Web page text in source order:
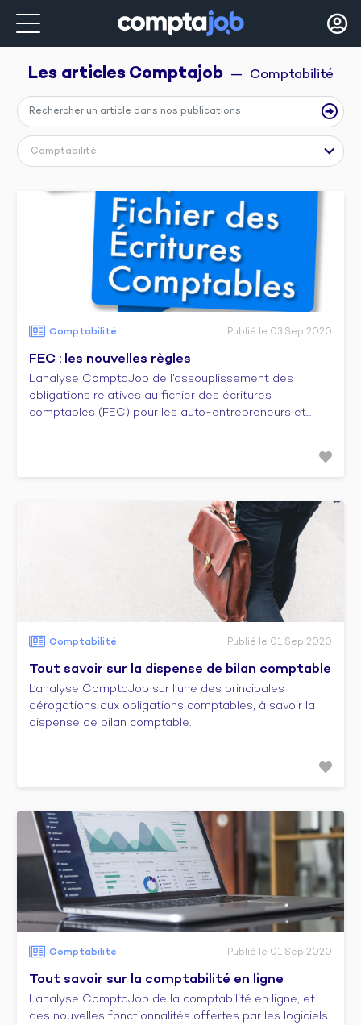
Les articles Comptajob —  Comptabilité
Comptabilité
Comptabilité Publié le 03 Sep 2020
FEC : les nouvelles règles
L’analyse ComptaJob de l’assouplissement des
obligations relatives au fichier des écritures
comptables (FEC) pour les auto-entrepreneurs et...
Comptabilité Publié le 01 Sep 2020
Tout savoir sur la dispense de bilan comptable
L’analyse ComptaJob sur l’une des principales
dérogations aux obligations comptables, à savoir la
dispense de bilan comptable.
Comptabilité Publié le 01 Sep 2020
Tout savoir sur la comptabilité en ligne
L’analyse ComptaJob de la comptabilité en ligne, et
des nouvelles fonctionnalités offertes par les logiciels